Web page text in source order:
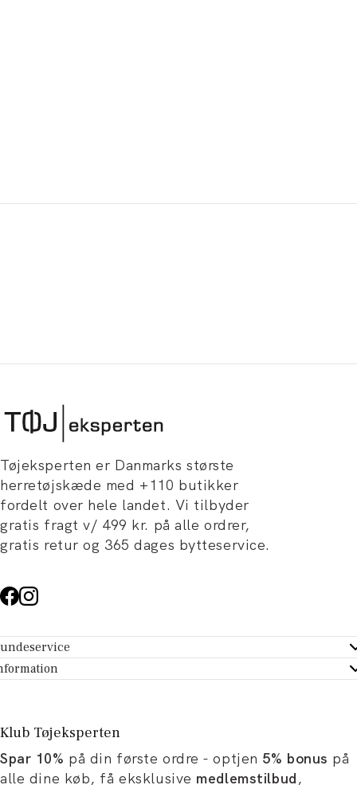
Tøjeksperten er Danmarks største
herretøjskæde med +110 butikker
fordelt over hele landet. Vi tilbyder
gratis fragt v/ 499 kr. på alle ordrer,
gratis retur og 365 dages bytteservice.
- Hjælpecenter
dit køb
Tøjeksperten
og artikler
Klub Tøjeksperten
Spar 10% på din første ordre - optjen 5% bonus på
alle dine køb, få eksklusive medlemstilbud,